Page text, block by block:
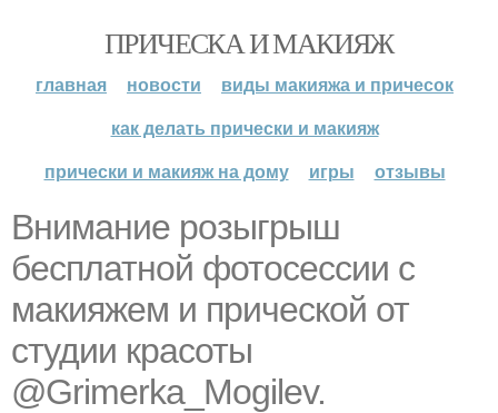
ПРИЧЕСКА И МАКИЯЖ
главная новости
виды макияжа и причесок
как делать прически и макияж
прически и макияж на дому
игры отзывы
Внимание розыгрыш
бесплатной фотосессии с
макияжем и прической от
студии красоты
@Grimerka_Mogilev.